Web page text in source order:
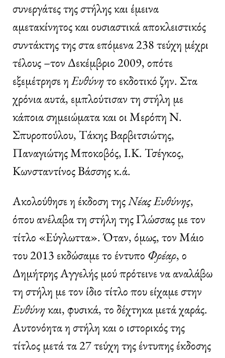
συνεργάτες της στήλης και έμεινα
αμετακίνητος και ουσιαστικά αποκλειστικός
συντάκτης της στα επόμενα 238 τεύχη μέχρι
τέλους –τον Δεκέμβριο 2009, οπότε
εξεμέτρησε ηΕυθύνητο εκδοτικό ζην. Στα
χρόνια αυτά, εμπλούτισαν τη στήλη με
κάποια σημειώματα και οι Μερόπη Ν.
Σπυροπούλου, Τάκης Βαρβιτσιώτης,
Παναγιώτης Μποκοβός, Ι.Κ. Τσέγκος,
Κωνσταντίνος Βάσσης κ.ά.
Ακολούθησε η έκδοση τηςΝέας Ευθύνης,
όπου ανέλαβα τη στήλη της Γλώσσας με τον
τίτλο «Εύγλωττα». Όταν, όμως, τον Μάιο
του 2013 εκδώσαμε το έντυπο Φρέαρ, ο
Δημήτρης Αγγελής μού πρότεινε να αναλάβω
τη στήλη με τον ίδιο τίτλο που είχαμε στην
Ευθύνηκαι, φυσικά, το δέχτηκα μετά χαράς.
Αυτονόητα η στήλη και ο ιστορικός της
τίτλος μετά τα 27 τεύχη της έντυπης έκδοσης